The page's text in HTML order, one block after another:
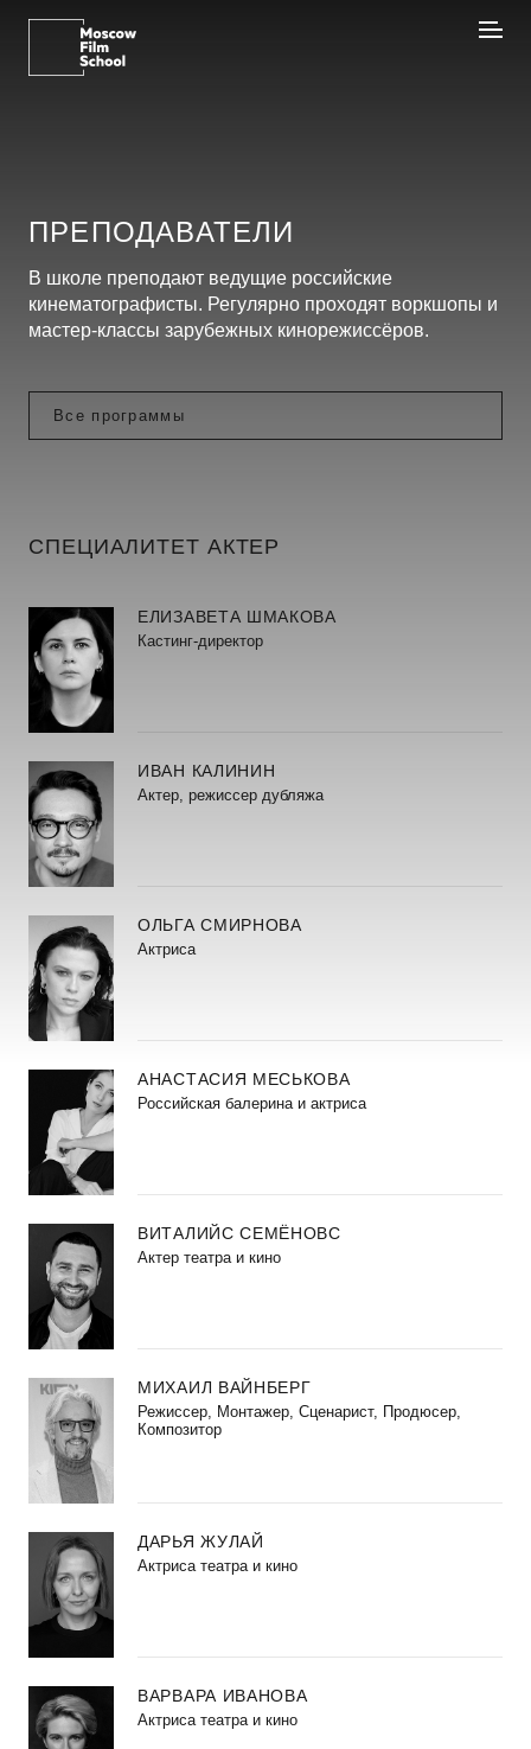
ПРЕПОДАВАТЕЛИ
В школе преподают ведущие российские
кинематографисты. Регулярно проходят воркшопы и
мастер-классы зарубежных кинорежиссёров.
СПЕЦИАЛИТЕТ АКТЕР
ЕЛИЗАВЕТА ШМАКОВА
Кастинг-директор
ИВАН КАЛИНИН
Актер, режиссер дубляжа
ОЛЬГА СМИРНОВА
Актриса
АНАСТАСИЯ МЕСЬКОВА
Российская балерина и актриса
ВИТАЛИЙС СЕМЁНОВС
Актер театра и кино
МИХАИЛ ВАЙНБЕРГ
Режиссер, Монтажер, Сценарист, Продюсер,
Композитор
ДАРЬЯ ЖУЛАЙ
Актриса театра и кино
ВАРВАРА ИВАНОВА
Актриса театра и кино